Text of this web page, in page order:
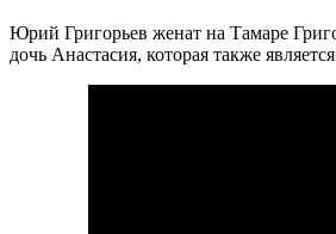
Юрий Григорьев женат на Тамаре
дочь Анастасия, которая также